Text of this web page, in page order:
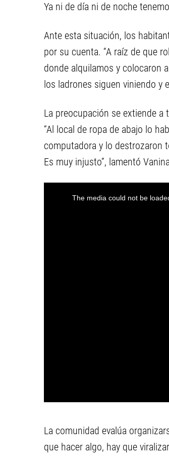
Ya ni de día ni de noche
Ante esta situación, los
por su cuenta. “A raíz de que
donde alquilamos y colocaron
los ladrones siguen viniendo y
La preocupación se extiende
“Al local de ropa de abajo lo
computadora y lo destrozaron
Es muy injusto”, lamentó
La comunidad evalúa
que hacer algo, hay que